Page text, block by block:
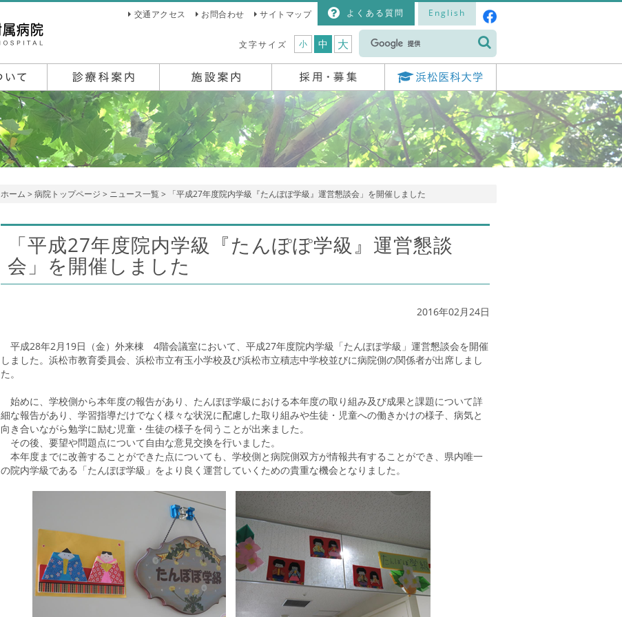
よくある質問 English
交通アクセス お問合わせ サイトマップ
文字サイズ 小 中 大
ホーム > 病院トップページ > ニュース一覧> 「平成27年度院内学級『たんぽぽ学級』運営懇談会」を開催しました
「平成27年度院内学級『たんぽぽ学級』運営懇談
会」を開催しました
2016年02月24日
平成28年2月19日（金）外来棟 4階会議室において、平成27年度院内学級「たんぽぽ学級」運営懇談会を開催
しました。浜松市教育委員会、浜松市立有玉小学校及び浜松市立積志中学校並びに病院側の関係者が出席しまし
た。
始めに、学校側から本年度の報告があり、たんぽぽ学級における本年度の取り組み及び成果と課題について詳
細な報告があり、学習指導だけでなく様々な状況に配慮した取り組みや生徒・児童への働きかけの様子、病気と
向き合いながら勉学に励む児童・生徒の様子を伺うことが出来ました。
その後、要望や問題点について自由な意見交換を行いました。
本年度までに改善することができた点についても、学校側と病院側双方が情報共有することができ、県内唯一
の院内学級である「たんぽぽ学級」をより良く運営していくための貴重な機会となりました。